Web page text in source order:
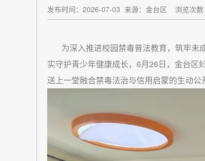
发布时间：2026-07-03 来源：金台区 浏览次
为深入推进校园禁毒普法教育，筑牢未
实守护青少年健康成长，6月26日，金台区
送上一堂融合禁毒法治与信用启蒙的生动公